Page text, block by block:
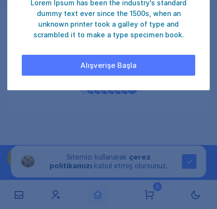
0
₺ 1.400 ONAYLA
Şu an34kullanıcı satın alıyor.
Sitemizi kullanarak çerez
politikamızı kabul etmiş olursunuz.
Lorem Ipsum has been the industry's standard
dummy text ever since the 1500s, when an
unknown printer took a galley of type and
scrambled it to make a type specimen book.
Alışverişe Başla